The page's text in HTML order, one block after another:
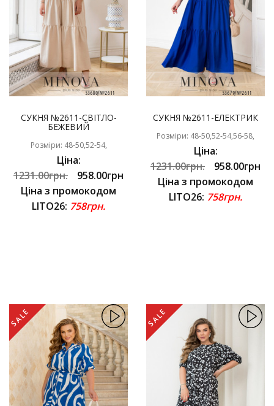
СУКНЯ №2611-СВІТЛО-
БЕЖЕВИЙ
Розміри: 48-50,52-54,
Ціна:
1231.00грн.
958.00грн
Ціна з промокодом
LITO26: 758грн.
СУКНЯ №2611-ЕЛЕКТРИК
Розміри: 48-50,52-54,56-58,
Ціна:
1231.00грн.
958.00грн
Ціна з промокодом
LITO26: 758грн.
SALE SALE